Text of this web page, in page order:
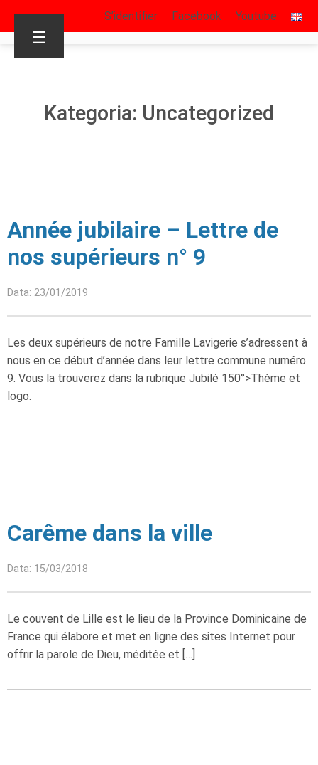
S’identifier Facebook Youtube
☰
Kategoria: Uncategorized
Année jubilaire – Lettre de
nos supérieurs n° 9
Data: 23/01/2019
Les deux supérieurs de notre Famille Lavigerie s’adressent à
nous en ce début d’année dans leur lettre commune numéro
9. Vous la trouverez dans la rubrique Jubilé 150°>Thème et
logo.
Carême dans la ville
Data: 15/03/2018
Le couvent de Lille est le lieu de la Province Dominicaine de
France qui élabore et met en ligne des sites Internet pour
offrir la parole de Dieu, méditée et […]